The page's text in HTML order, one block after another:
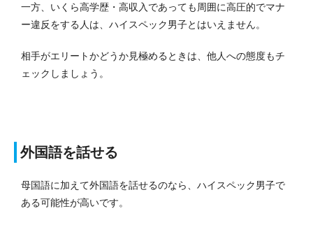
一方、いくら高学歴・高収入であっても周囲に高圧的でマナ
ー違反をする人は、ハイスペック男子とはいえません。
相手がエリートかどうか見極めるときは、他人への態度もチ
ェックしましょう。
外国語を話せる
母国語に加えて外国語を話せるのなら、ハイスペック男子で
ある可能性が高いです。